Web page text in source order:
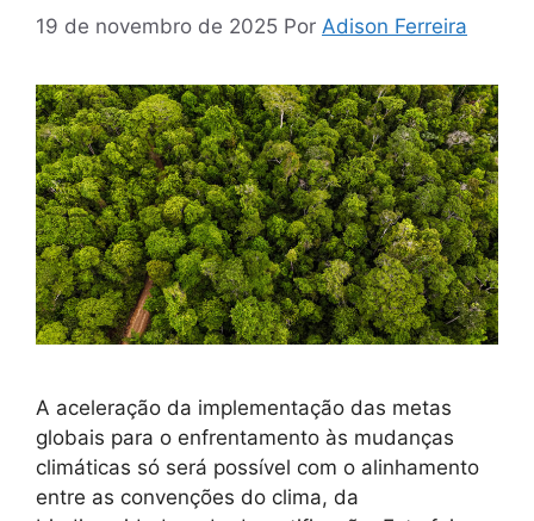
19 de novembro de 2025 Por Adison Ferreira
A aceleração da implementação das metas
globais para o enfrentamento às mudanças
climáticas só será possível com o alinhamento
entre as convenções do clima, da